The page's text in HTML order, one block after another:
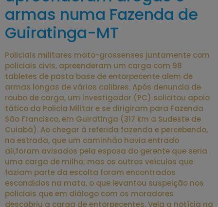
armas numa Fazenda de
Guiratinga-MT
Policiais militares mato-grossenses juntamente com
policiais civis, apreenderam um carga com 98
tabletes de pasta base de entorpecente alem de
armas longas de vários calibres. Após denuncia de
roubo de carga, um investigador (PC) solicitou apoio
tático da Policia Militar e se dirigiram para Fazenda
São Francisco, em Guiratinga (317 km a Sudeste de
Cuiabá). Ao chegar à referida fazenda e percebendo,
na estrada, que um caminhão havia entrado
ali,foram avisados pela esposa do gerente que seria
uma carga de milho; mas os outros veículos que
faziam parte da escolta foram encontrados
escondidos na mata, o que levantou suspeição nos
policiais que em diálogo com os moradores
descobriu a carga de entorpecentes. Veja a notícia na